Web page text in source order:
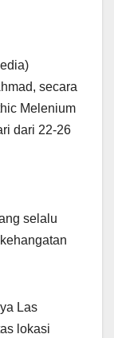
secara
Melenium
dari 22-26
selalu
Las
lokasi